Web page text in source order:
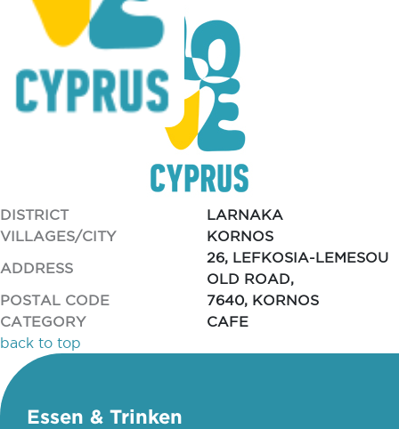
DISTRICT
LARNAKA
VILLAGES/CITY
KORNOS
ADDRESS
26, LEFKOSIA-LEMESOU
OLD ROAD,
POSTAL CODE
7640, KORNOS
CATEGORY
CAFE
back to top
Essen & Trinken